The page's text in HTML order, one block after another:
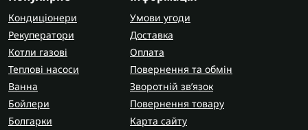
Кондиціонери
Рекуператори
Котли газові
Теплові насоси
Ванна
Бойлери
Болгарки
Умови угоди
Доставка
Оплата
Повернення та обмін
Зворотній зв’язок
Повернення товару
Карта сайту